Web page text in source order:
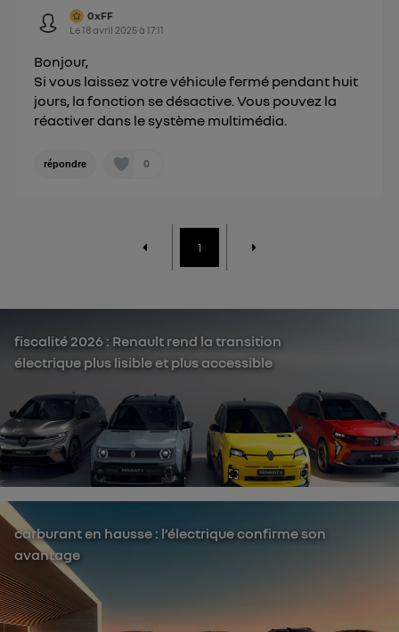
0xFF
Le18 avril 2025à17:11
Bonjour,
Si vous laissez votre véhicule fermé pendant huit
jours, la fonction se désactive. Vous pouvez la
réactiver dans le système multimédia.
répondre 0
1
fiscalité 2026 : Renault rend la transition
électrique plus lisible et plus accessible
carburant en hausse : l’électrique confirme son
avantage